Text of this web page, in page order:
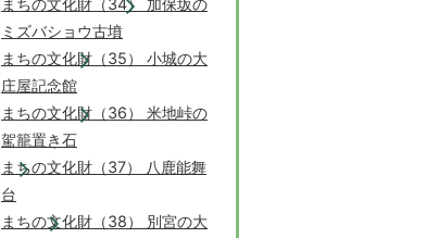
まちの文化財（34） 加保坂の
ミズバショウ古墳
まちの文化財（35） 小城の大
庄屋記念館
まちの文化財（36） 米地峠の
駕籠置き石
まちの文化財（37） 八鹿能舞
台
まちの文化財（38） 別宮の大